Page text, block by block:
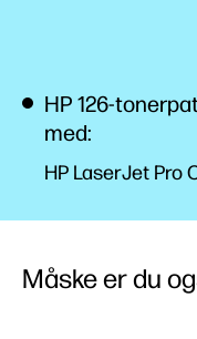
HP 126-
med:
HP LaserJet Pro
Måske er du